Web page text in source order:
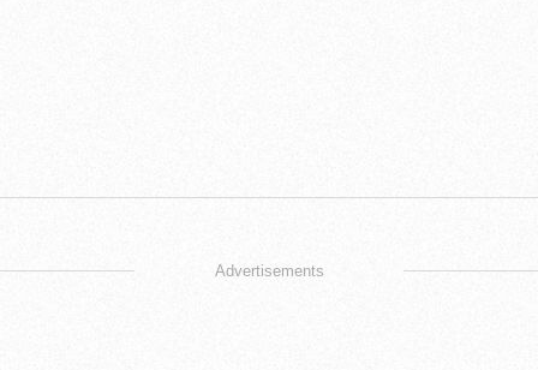
Advertisements